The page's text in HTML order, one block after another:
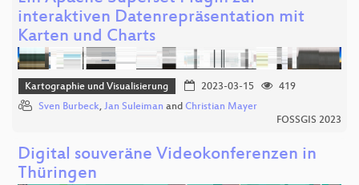
interaktiven Datenrepräsentation mit
Karten und Charts
Kartographie und Visualisierung 2023-03-15
419
Sven Burbeck, Jan Suleiman and Christian Mayer
FOSSGIS 2023
Digital souveräne Videokonferenzen in
Thüringen